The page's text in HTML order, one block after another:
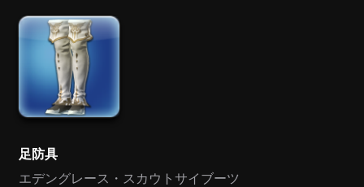
足防具
エデングレース・スカウトサイブーツ